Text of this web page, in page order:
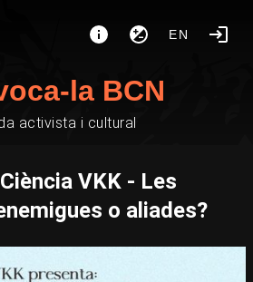
EN
la BCN
activista i cultural
VKK - Les
o aliades?